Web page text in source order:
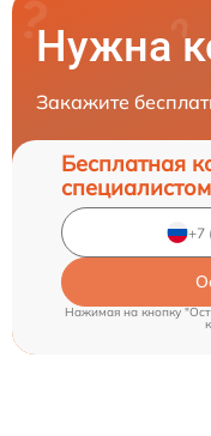
Нужна
Закажите
Бесплатная
специалистом
Нажимая на кнопку